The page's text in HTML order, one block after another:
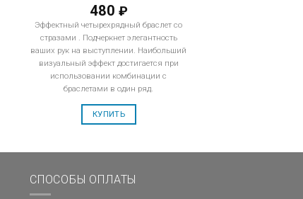
480 ₽
Эффектный четырехрядный браслет со
стразами . Подчеркнет элегантность
ваших рук на выступлении. Наибольший
визуальный эффект достигается при
использовании комбинации с
браслетами в один ряд.
КУПИТЬ
СПОСОБЫ ОПЛАТЫ